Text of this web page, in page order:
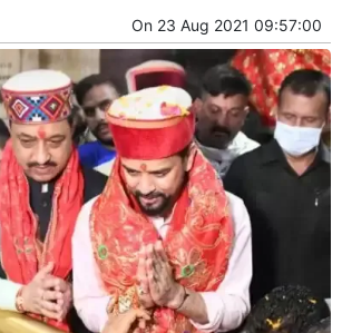
On 23 Aug 2021 09:57:00